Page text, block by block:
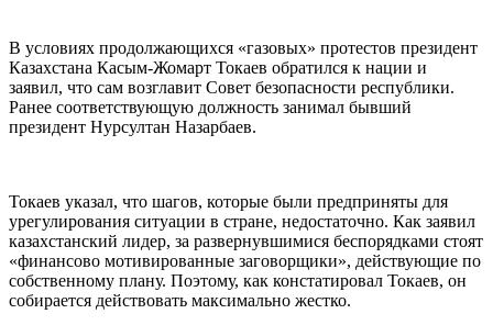
В условиях продолжающихся «газовых» протестов президент
Казахстана Касым-Жомарт Токаев обратился к нации и
заявил, что сам возглавит Совет безопасности республики.
Ранее соответствующую должность занимал бывший
президент Нурсултан Назарбаев.
Токаев указал, что шагов, которые были предприняты для
урегулирования ситуации в стране, недостаточно. Как заявил
казахстанский лидер, за развернувшимися беспорядками стоят
«финансово мотивированные заговорщики», действующие по
собственному плану. Поэтому, как констатировал Токаев, он
собирается действовать максимально жестко.